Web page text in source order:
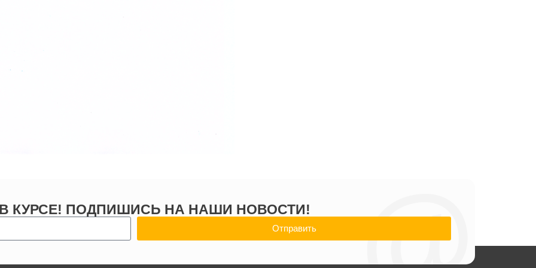
КУРСЕ! ПОДПИШИСЬ НА НАШИ НОВОСТИ!
Отправить